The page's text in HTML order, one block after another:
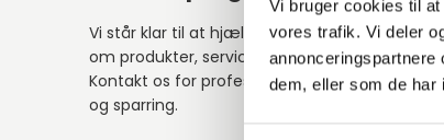
Vi bruger cookies til
vores trafik. Vi deler
annonceringspartnere
dem, eller som de har
Vi står klar til at hjælpe med spørgsmål
om produkter, service eller andet.
Kontakt os for professionel rådgivning
og sparring.